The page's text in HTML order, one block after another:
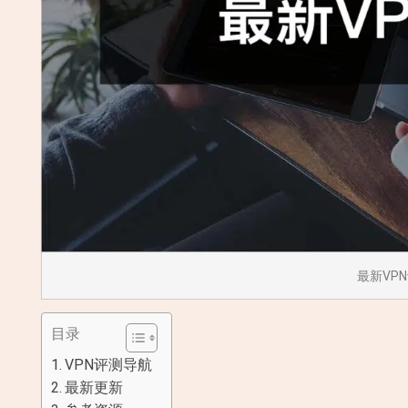
最新
目录
VPN评测导航
最新更新